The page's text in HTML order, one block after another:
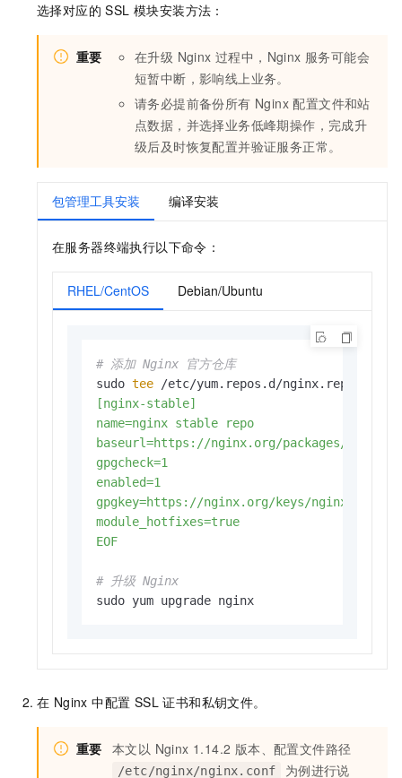
选择对应的 SSL 模块安装方法：
重要
在升级 Nginx 过程中，Nginx 服务可能会
短暂中断，影响线上业务。
请务必提前备份所有 Nginx 配置文件和站
点数据，并选择业务低峰期操作，完成升
级后及时恢复配置并验证服务正常。
包管理工具安装 编译安装
在服务器终端执行以下命令：
RHEL/CentOS Debian/Ubuntu
# 添加 Nginx 官方仓库
sudo tee /etc/yum.repos.d/nginx.repo <<
[nginx-stable]
name=nginx stable repo
baseurl=https://nginx.org/packages/
gpgcheck=1
enabled=1
gpgkey=https://nginx.org/keys/
module_hotfixes=true
EOF
# 升级 Nginx
sudo yum upgrade nginx
在 Nginx 中配置 SSL 证书和私钥文件。
重要 本文以 Nginx 1.14.2 版本、配置文件路径
/etc/nginx/nginx.conf 为例进行说